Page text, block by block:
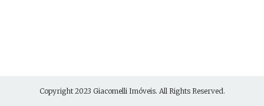
Copyright 2023 Giacomelli Imóveis. All Rights Reserved.